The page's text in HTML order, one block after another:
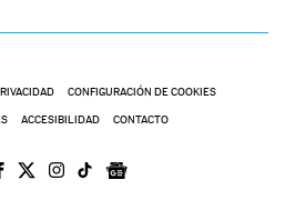
CONFIGURACIÓN DE COOKIES
ACCESIBILIDAD CONTACTO